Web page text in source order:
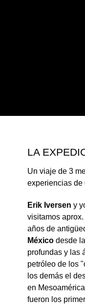
LA
Un viaje de 3
experiencias de
Erik Iversen y
visitamos
años de
México desde
profundas y las
petróleo de los
los demás el
en
fueron los